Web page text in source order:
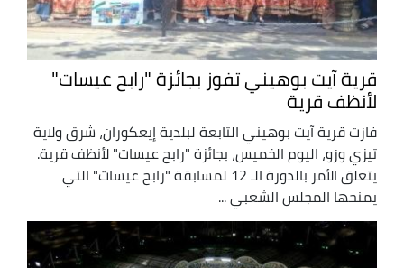
قرية آيت بوهيني تفوز بجائزة "رابح عيسات"
لأنظف قرية
فازت قرية آيت بوهيني التابعة لبلدية إيعكوران، شرق ولاية
تيزي وزو، اليوم الخميس، بجائزة "رابح عيسات" لأنظف قرية.
يتعلق الأمر بالدورة الـ 12 لمسابقة "رابح عيسات" التي
يمنحها المجلس الشعبي ...